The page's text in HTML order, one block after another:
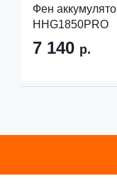
Фен
HHG1850PRO
7 140 р.